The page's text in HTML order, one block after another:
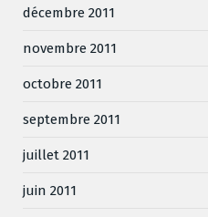
décembre 2011
novembre 2011
octobre 2011
septembre 2011
juillet 2011
juin 2011